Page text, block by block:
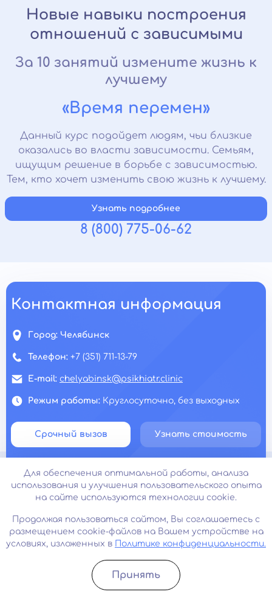
Новые навыки построения
отношений с зависимыми
За 10 занятий измените жизнь к
лучшему
«Время перемен»
Данный курс подойдет людям, чьи близкие
оказались во власти зависимости. Семьям,
ищущим решение в борьбе с зависимостью.
Тем, кто хочет изменить свою жизнь к лучшему.
Узнать подробнее
8 (800) 775-06-62
Контактная информация
Город: Челябинск
Телефон: +7 (351) 711-13-79
E-mail: chelyabinsk@psikhiatr.clinic
Режим работы: Круглосуточно, без выходных
Срочный вызов Узнать стоимость
Записатьcя
Для обеспечения оптимальной работы, анализа
использования и улучшения пользовательского опыта
на сайте используются технологии cookie.
Продолжая пользоваться сайтом, Вы соглашаетесь с
размещением cookie-файлов на Вашем устройстве на
условиях, изложенных в
Политике конфиденциальности.
Принять